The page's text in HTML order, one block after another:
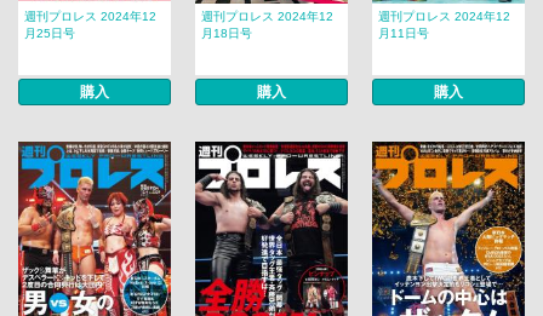
週刊プロレス 2024年12
月25日号
購入
週刊プロレス 2024年12
月18日号
購入
週刊プロレス 2024年12
月11日号
購入